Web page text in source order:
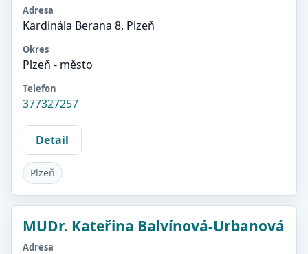
Adresa
Kardinála Berana 8, Plzeň
Okres
Plzeň - město
Telefon
377327257
Detail
Plzeň
MUDr. Kateřina Balvínová-Urbanová
Adresa